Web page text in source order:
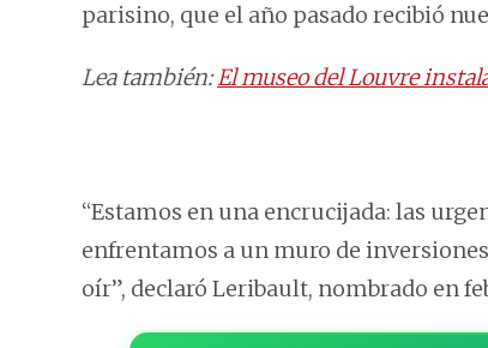
parisino, que el año pasado recibió
Lea también:El museo del Louvre
“Estamos en una encrucijada: las
enfrentamos a un muro de
oír”, declaró Leribault, nombrado en